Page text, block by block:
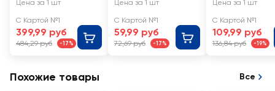
Цена за 1 шт
С Картой №1
399,99 руб
484,29 руб -17%
алоэ вера
Цена за 1 шт
С Картой №1
59,99 руб
72,69 руб -17%
Цена за 1 шт
С Картой №1
109,99 руб
136,84 руб -19%
Похожие товары Все